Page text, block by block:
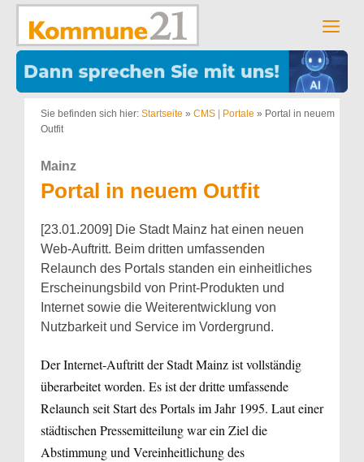
Zum
springen
Sie befinden sich hier: Startseite » CMS | Portale » Portal in neuem
Outfit
Mainz
Portal in neuem Outfit
[23.01.2009] Die Stadt Mainz hat einen neuen
Web-Auftritt. Beim dritten umfassenden
Relaunch des Portals standen ein einheitliches
Erscheinungsbild von Print-Produkten und
Internet sowie die Weiterentwicklung von
Nutzbarkeit und Service im Vordergrund.
Der Internet-Auftritt der Stadt Mainz ist vollständig
überarbeitet worden. Es ist der dritte umfassende
Relaunch seit Start des Portals im Jahr 1995. Laut einer
städtischen Pressemitteilung war ein Ziel die
Abstimmung und Vereinheitlichung des